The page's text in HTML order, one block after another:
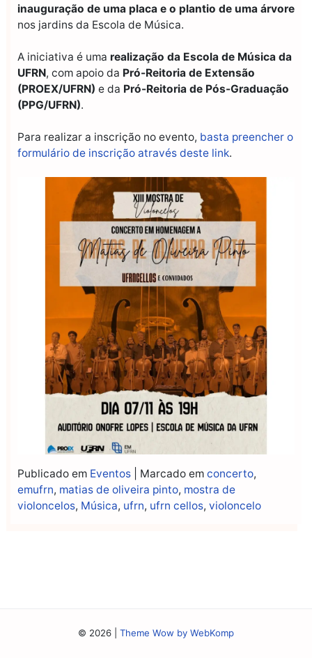
inauguração de uma placa e o plantio de uma árvore
nos jardins da Escola de Música.
A iniciativa é uma realização da Escola de Música da
UFRN, com apoio da Pró-Reitoria de Extensão
(PROEX/UFRN) e da Pró-Reitoria de Pós-Graduação
(PPG/UFRN).
Para realizar a inscrição no evento, basta preencher o
formulário de inscrição através deste link.
Publicado em Eventos Marcado em concerto,
emufrn, matias de oliveira pinto, mostra de
violoncelos, Música, ufrn, ufrn cellos, violoncelo
© 2026 Theme Wow by WebKomp